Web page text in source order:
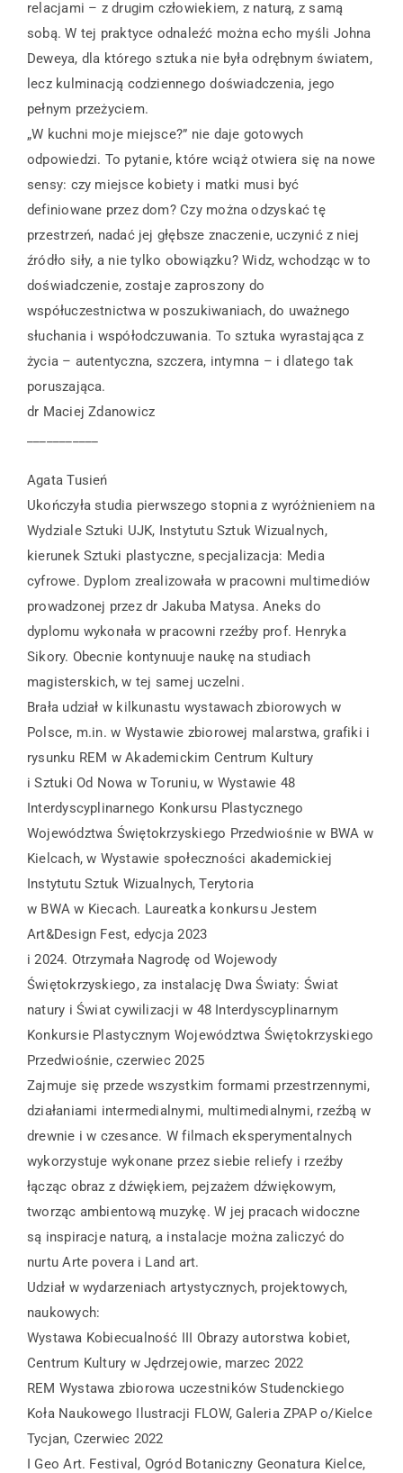
relacjami – z drugim człowiekiem, z naturą, z samą
sobą. W tej praktyce odnaleźć można echo myśli Johna
Deweya, dla którego sztuka nie była odrębnym światem,
lecz kulminacją codziennego doświadczenia, jego
pełnym przeżyciem.
„W kuchni moje miejsce?” nie daje gotowych
odpowiedzi. To pytanie, które wciąż otwiera się na nowe
sensy: czy miejsce kobiety i matki musi być
definiowane przez dom? Czy można odzyskać tę
przestrzeń, nadać jej głębsze znaczenie, uczynić z niej
źródło siły, a nie tylko obowiązku? Widz, wchodząc w to
doświadczenie, zostaje zaproszony do
współuczestnictwa w poszukiwaniach, do uważnego
słuchania i współodczuwania. To sztuka wyrastająca z
życia – autentyczna, szczera, intymna – i dlatego tak
poruszająca.
dr Maciej Zdanowicz
Agata Tusień
Ukończyła studia pierwszego stopnia z wyróżnieniem na
Wydziale Sztuki UJK, Instytutu Sztuk Wizualnych,
kierunek Sztuki plastyczne, specjalizacja: Media
cyfrowe. Dyplom zrealizowała w pracowni multimediów
prowadzonej przez dr Jakuba Matysa. Aneks do
dyplomu wykonała w pracowni rzeźby prof. Henryka
Sikory. Obecnie kontynuuje naukę na studiach
magisterskich, w tej samej uczelni.
Brała udział w kilkunastu wystawach zbiorowych w
Polsce, m.in. w Wystawie zbiorowej malarstwa, grafiki i
rysunku REM w Akademickim Centrum Kultury
i Sztuki Od Nowa w Toruniu, w Wystawie 48
Interdyscyplinarnego Konkursu Plastycznego
Województwa Świętokrzyskiego Przedwiośnie w BWA w
Kielcach, w Wystawie społeczności akademickiej
Instytutu Sztuk Wizualnych, Terytoria
w BWA w Kiecach. Laureatka konkursu Jestem
Art&Design Fest, edycja 2023
i 2024. Otrzymała Nagrodę od Wojewody
Świętokrzyskiego, za instalację Dwa Światy: Świat
natury i Świat cywilizacji w 48 Interdyscyplinarnym
Konkursie Plastycznym Województwa Świętokrzyskiego
Przedwiośnie, czerwiec 2025
Zajmuje się przede wszystkim formami przestrzennymi,
działaniami intermedialnymi, multimedialnymi, rzeźbą w
drewnie i w czesance. W filmach eksperymentalnych
wykorzystuje wykonane przez siebie reliefy i rzeźby
łącząc obraz z dźwiękiem, pejzażem dźwiękowym,
tworząc ambientową muzykę. W jej pracach widoczne
są inspiracje naturą, a instalacje można zaliczyć do
nurtu Arte povera i Land art.
Udział w wydarzeniach artystycznych, projektowych,
naukowych:
Wystawa Kobiecualność III Obrazy autorstwa kobiet,
Centrum Kultury w Jędrzejowie, marzec 2022
REM Wystawa zbiorowa uczestników Studenckiego
Koła Naukowego Ilustracji FLOW, Galeria ZPAP o/Kielce
Tycjan, Czerwiec 2022
I Geo Art. Festival, Ogród Botaniczny Geonatura Kielce,